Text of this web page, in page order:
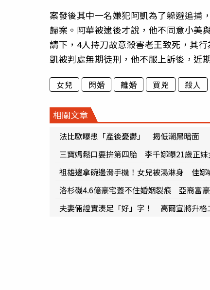
案發後其中一名嫌犯阿凱為了躲避追捕
歸案。阿華被逮後才說，他不同意小美
請下，4人持刀故意殺害老王致死，其
凱被判處無期徒刑，他不服上訴後，近
女兒 閃婚 離婚 買兇 殺人
相關文章
法比歐曝患「產後憂鬱」 揭低潮黑暗面
三寶媽鬆口要拚第四胎 李千娜曝21歲正妹
祖雄邊拿碗邊滑手機！女兒被湯淋身 佳娜
洛杉磯4.6億豪宅蓋不住婚姻裂痕 亞裔富
夫妻倆證實湊足「好」字！ 高爾宣將升格